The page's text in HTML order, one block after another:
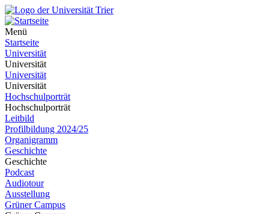
Menü
Startseite
Universität
Universität
Universität
Universität
Hochschulporträt
Hochschulporträt
Leitbild
Profilbildung 2024/25
Organigramm
Geschichte
Geschichte
Podcast
Audiotour
Ausstellung
Grüner Campus